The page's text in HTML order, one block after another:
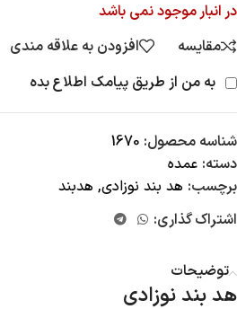
در انبار موجود نمی باشد
مقایسه
افزودن به علاقه مندی
به من از طریق پیامک اطلاع بده
شناسه محصول: 1670
دسته: عمده
برچسب: هد بند نوزادی, هدبند
اشتراک گذاری:
توضیحات
هد بند نوزادی